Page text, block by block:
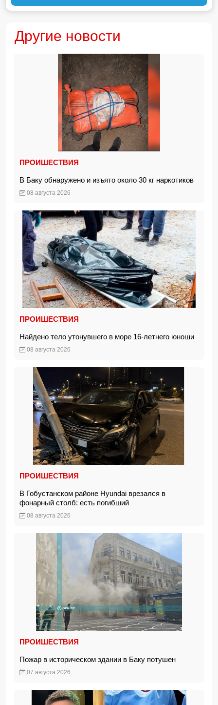
Другие новости
ПРОИШЕСТВИЯ
В Баку обнаружено и изъято около 30 кг наркотиков
08 августа 2026
ПРОИШЕСТВИЯ
Найдено тело утонувшего в море 16-летнего юноши
08 августа 2026
ПРОИШЕСТВИЯ
В Гобустанском районе Hyundai врезался в
фонарный столб: есть погибший
08 августа 2026
ПРОИШЕСТВИЯ
Пожар в историческом здании в Баку потушен
07 августа 2026